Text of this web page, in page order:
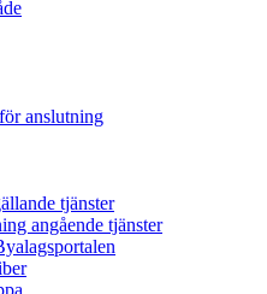
anslutning
tjänster
angående tjänster